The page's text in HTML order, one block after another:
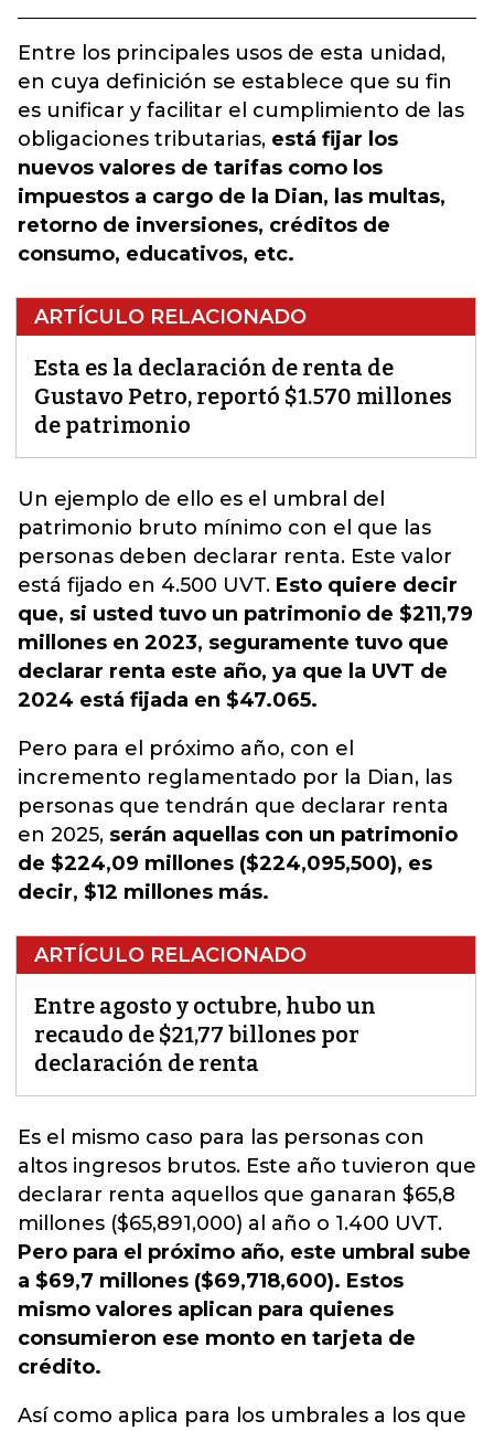
Entre los principales usos de esta unidad,
en cuya definición se establece que su fin
es unificar y facilitar el cumplimiento de las
obligaciones tributarias, está fijar los
nuevos valores de tarifas como los
impuestos a cargo de la Dian, las multas,
retorno de inversiones, créditos de
consumo, educativos, etc.
ARTÍCULO RELACIONADO
Esta es la declaración de renta de
Gustavo Petro, reportó $1.570 millones
de patrimonio
Un ejemplo de ello es el umbral del
patrimonio bruto mínimo con el que las
personas deben declarar renta. Este valor
está fijado en 4.500 UVT. Esto quiere decir
que, si usted tuvo un patrimonio de $211,79
millones en 2023, seguramente tuvo que
declarar renta este año, ya que la UVT de
2024 está fijada en $47.065.
Pero para el próximo año, con el
incremento reglamentado por la Dian, las
personas que tendrán que declarar renta
en 2025, serán aquellas con un patrimonio
de $224,09 millones ($224,095,500), es
decir, $12 millones más.
ARTÍCULO RELACIONADO
Entre agosto y octubre, hubo un
recaudo de $21,77 billones por
declaración de renta
Es el mismo caso para las personas con
altos ingresos brutos. Este año tuvieron que
declarar renta aquellos que ganaran $65,8
millones ($65,891,000) al año o 1.400 UVT.
Pero para el próximo año, este umbral sube
a $69,7 millones ($69,718,600). Estos
mismo valores aplican para quienes
consumieron ese monto en tarjeta de
crédito.
Así como aplica para los umbrales a los que